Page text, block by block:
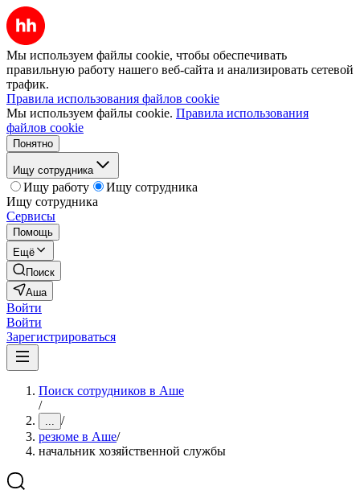
Мы используем файлы cookie, чтобы обеспечивать
правильную работу нашего веб-сайта и анализировать сетевой
трафик.
Правила использования файлов cookie
Мы используем файлы cookie. Правила использования
файлов cookie
Понятно
Ищу сотрудника
Ищу работу
Ищу сотрудника
Ищу сотрудника
Сервисы
Помощь
Ещё
Поиск
Аша
Войти
Войти
Зарегистрироваться
Поиск сотрудников в Аше
/
... /
резюме в Аше/
начальник хозяйственной службы